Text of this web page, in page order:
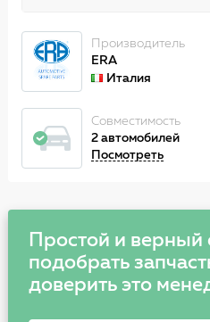
Производитель
ERA
Италия
Совместимость
2 автомобилей
Посмотреть
Простой и верный
подобрать
доверить это